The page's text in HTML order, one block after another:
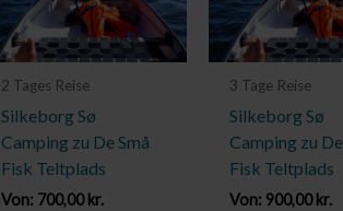
2 Tages Reise
Silkeborg Sø
Camping zu De Små
Fisk Teltplads
Von: 700,00kr.
3 Tage Reise
Silkeborg Sø
Camping zu
Fisk Teltplads
Von: 900,00kr.